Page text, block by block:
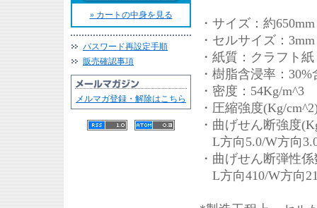
» カートの中身を見る
パスワード再設定手順
販売確認事項
メルマガ登録・解除はこちら
・サイズ：約
・セルサイズ：3mm
・紙質：クラフト
・樹脂含浸率：
・密度：54Kg/m^3
・圧縮強度(Kg/
・曲げせん断強度
L方向5.0/W方向
・曲げせん断弾性
L方向410/W方向